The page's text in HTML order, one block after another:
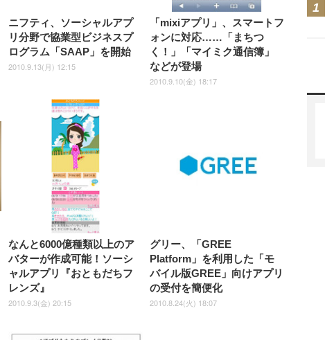
ゃれ パソコンチェア (ホワイ
ニフティ、ソーシャルアプ
リ分野で協業型ビジネスプ
ログラム「SAAP」を開始
2010.9.13(月) 12:15
「mixiアプリ」、スマートフ
ォンに対応……「まちつ
く！」「マイミク通信簿」
などが登場
2010.9.10(金) 18:17
なんと6000億種類以上のア
バターが作成可能！ソーシ
ャルアプリ『おともだちフ
レンズ』
2010.9.3(金) 20:15
グリー、「GREE
Platform」を利用した「モ
バイル版GREE」向けアプリ
の受付を簡便化
2010.8.24(火) 18:07